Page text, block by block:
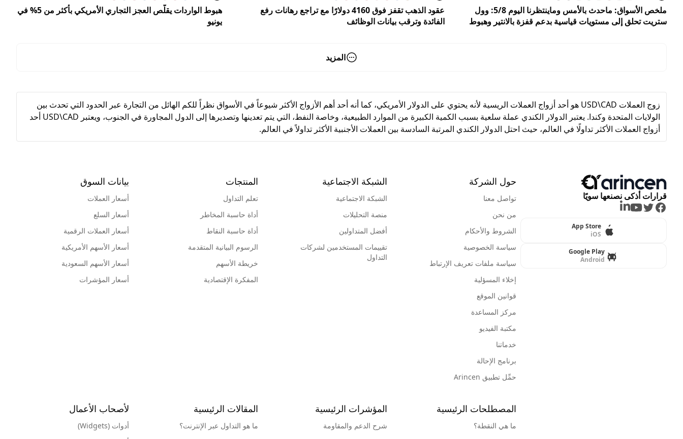
ملخص الأسواق: ماحدث بالأمس وماينتظرنا اليوم 5/8: وول
ستريت تحلق إلى مستويات قياسية بدعم قفزة بالانتير وهبوط
عقود الذهب تقفز فوق 4160 دولارًا مع تراجع رهانات رفع
الفائدة وترقب بيانات الوظائف
هبوط الواردات يقلّص العجز التجاري الأمريكي بأكثر من 5% في
يونيو
المزيد
زوج العملات USD\CAD هو أحد أزواج العملات الريسية لأنه يحتوي على الدولار الأمريكي، كما أنه أحد أهم الأزواج الأكثر شيوعاً في الأسواق نظراً للكم الهائل من التجارة عبر الحدود التي تحدث بين
الولايات المتحدة وكندا. يعتبر الدولار الكندي عملة سلعية بسبب الكمية الكبيرة من الموارد الطبيعية، وخاصة النفط، التي يتم تعدينها وتصديرها إلى الدول المجاورة في الجنوب، ويعتبر USD\CAD أحد
أزواج العملات الأكثر تداولًا في العالم، حيث احتل الدولار الكندي المرتبة السادسة بين العملات الأجنبية الأكثر تداولاً في العالم.
قرارات أذكى نصنعها سويًا
Facebook
Twitter
Youtube
LinkedIn
App Store
iOS
Google Play
Android
حول الشركة
تواصل معنا
من نحن
الشروط والأحكام
سياسة الخصوصية
سياسة ملفات تعريف الإرتباط
إخلاء المسؤلية
قوانين الموقع
مركز المساعدة
مكتبة الفيديو
خدماتنا
برنامج الإحالة
حمِّل تطبيق Arincen
الشبكة الاجتماعية
الشبكة الاجتماعية
منصة التحليلات
أفضل المتداولين
تقييمات المستخدمين لشركات
التداول
المنتجات
تعلم التداول
أداة حاسبة المخاطر
أداة حاسبة النقاط
الرسوم البيانية المتقدمة
خريطة الأسهم
المفكرة الإقتصادية
بيانات السوق
أسعار العملات
أسعار السلع
أسعار العملات الرقمية
أسعار الأسهم الأمريكية
أسعار الأسهم السعودية
أسعار المؤشرات
المصطلحات الرئيسية
ما هي النقطة؟
المؤشرات الرئيسية
شرح الدعم والمقاومة
المقالات الرئيسية
ما هو التداول عبر الإنترنت؟
لأصحاب الأعمال
أدوات (Widgets)